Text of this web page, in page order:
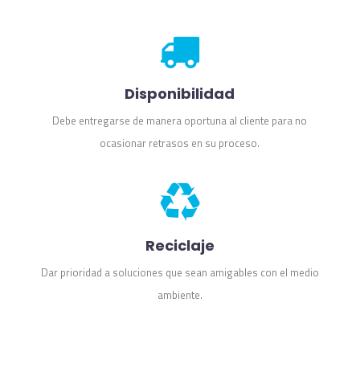
Disponibilidad
Debe entregarse de manera oportuna al cliente para no
ocasionar retrasos en su proceso.
Reciclaje
Dar prioridad a soluciones que sean amigables con el medio
ambiente.